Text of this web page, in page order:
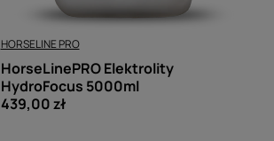
HORSELINE PRO
HorseLinePRO Elektrolity
HydroFocus 5000ml
439,00 zł